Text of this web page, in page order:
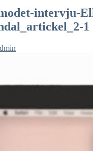
intervju-
1